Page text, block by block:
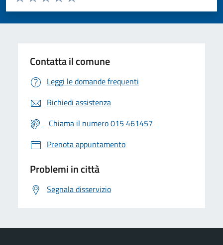
Valuta 5 stelle su 5
Valuta 4 stelle su 5
Valuta 3 stelle su 5
Valuta 2 stelle su 5
Valuta 1 stelle su 5
Contatta il comune
Leggi le domande frequenti
Richiedi assistenza
Chiama il numero 015 461457
Prenota appuntamento
Problemi in città
Segnala disservizio